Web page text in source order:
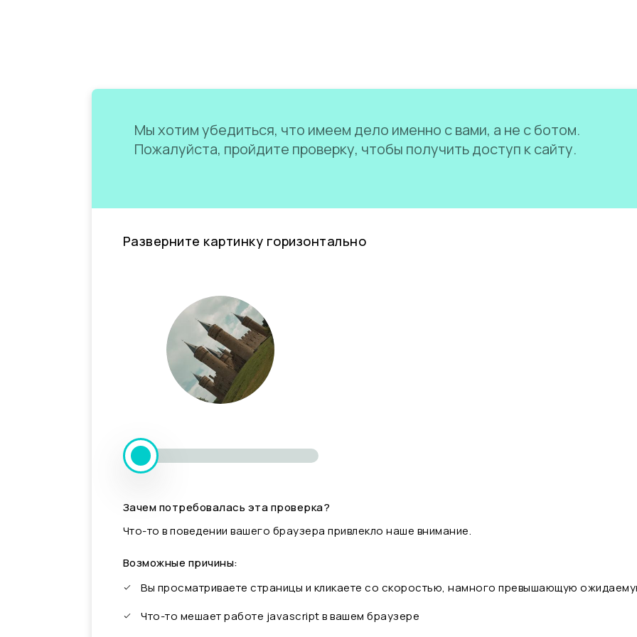
Мы хотим убедиться, что имеем дело именно с вами, а не с ботом.
Пожалуйста, пройдите проверку, чтобы получить доступ к сайту.
Разверните картинку горизонтально
Зачем потребовалась эта проверка?
Что-то в поведении вашего браузера привлекло наше внимание.
Возможные причины:
Вы просматриваете страницы и кликаете со скоростью, намного превышающую
Что-то мешает работе javascript в вашем браузере